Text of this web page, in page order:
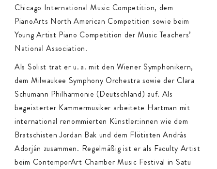
Chicago International Music Competition, dem
PianoArts North American Competition sowie beim
Young Artist Piano Competition der Music Teachers’
National Association.
Als Solist trat er u. a. mit den Wiener Symphonikern,
dem Milwaukee Symphony Orchestra sowie der Clara
Schumann Philharmonie (Deutschland) auf. Als
begeisterter Kammermusiker arbeitete Hartman mit
international renommierten Künstler:innen wie dem
Bratschisten Jordan Bak und dem Flötisten András
Adorján zusammen. Regelmäßig ist er als Faculty Artist
beim ContemporArt Chamber Music Festival in Satu